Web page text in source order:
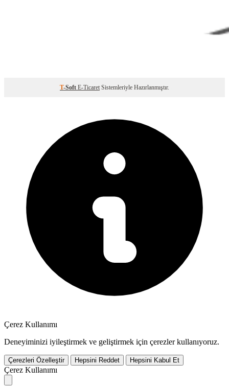
T-Soft E-Ticaret Sistemleriyle Hazırlanmıştır.
Çerez Kullanımı
Deneyiminizi iyileştirmek ve geliştirmek için çerezler kullanıyoruz.
Çerezleri Özelleştir Hepsini Reddet Hepsini Kabul Et
Çerez Kullanımı